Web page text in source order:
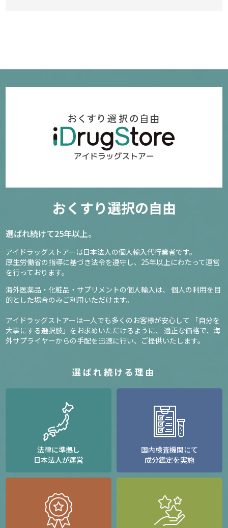
確認／選び直す
乱視用【30枚入り】
確認／選び直す
おくすり選択の自由
選ばれ続けて25年以上。
アイドラッグストアーは日本法人の個人輸入代行業者です。
厚生労働省の指導に基づき法令を遵守し、 25年以上にわたって運営
を行っております。
海外医薬品・化粧品・サプリメントの個人輸入は、 個人の利用を目
的とした場合のみご利用いただけます。
アイドラッグストアーは一人でも多くのお客様が安心して
「自分を
大事にする選択肢」をお求めいただけるように、 適正な価格で、海
外サプライヤーからの手配を迅速に行い、ご提供いたします。
選ばれ続ける理由
法律に準拠し
日本法人が運営
国内検査機関にて
成分鑑定を実施